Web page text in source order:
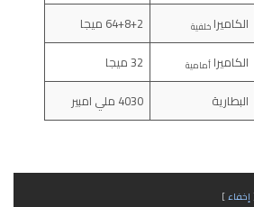
الكاميرا خلفية
64+8+2 ميجا
الكاميرا أمامية
32 ميجا
البطارية
4030 ملي امبير
إخفاء